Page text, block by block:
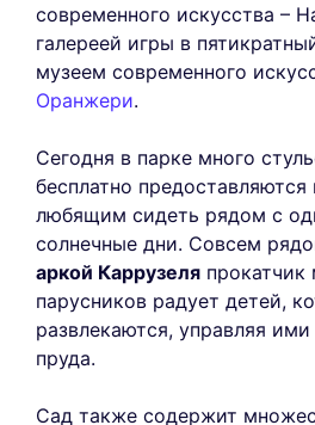
современного искусства –
галереей игры в
музеем современного
Оранжери.
Сегодня в парке много
бесплатно
любящим сидеть рядом с
солнечные дни. Совсем
аркой Каррузеля
парусников радует детей,
развлекаются, управляя
пруда.
Сад также содержит